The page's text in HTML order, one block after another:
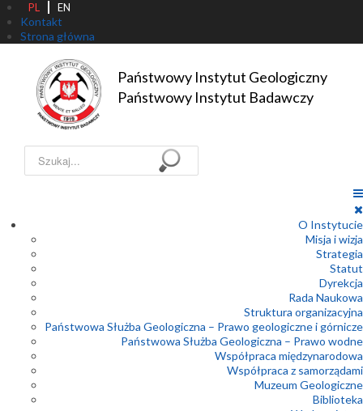
PL EN
Kontakt
Strona główna
Państwowy Instytut Geologiczny
Państwowy Instytut Badawczy
Szukaj...
O Instytucie
Misja i wizja
Strategia
Statut
Dyrekcja
Rada Naukowa
Struktura organizacyjna
Państwowa Służba Geologiczna – Prawo geologiczne i górnicze
Państwowa Służba Geologiczna – Prawo wodne
Współpraca międzynarodowa
Współpraca z samorządami
Muzeum Geologiczne
Biblioteka